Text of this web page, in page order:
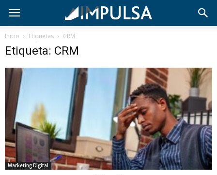
Inicio Etiquetas CRM
Etiqueta: CRM
Marketing Digital